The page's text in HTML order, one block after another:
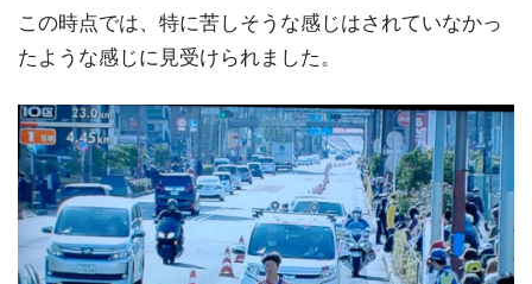
この時点では、特に苦しそうな感じはされていなかっ
たような感じに見受けられました。